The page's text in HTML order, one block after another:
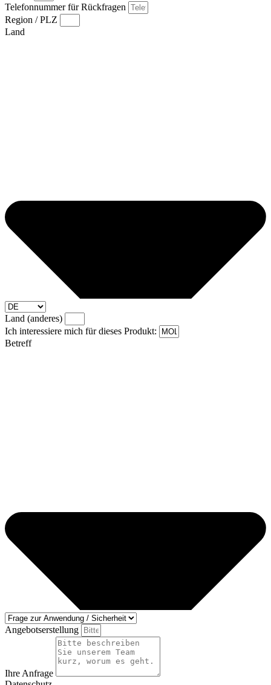
Telefonnummer für Rückfragen
Region / PLZ
Land
Land (anderes)
Ich interessiere mich für dieses Produkt:
Betreff
Angebotserstellung
Ihre Anfrage